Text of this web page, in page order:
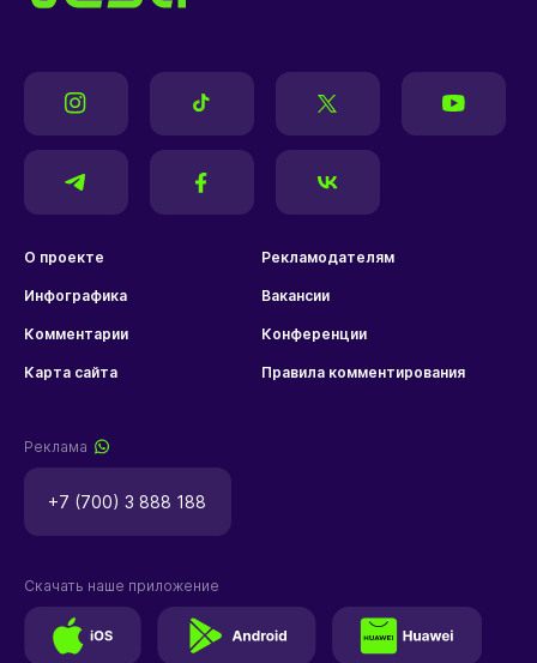
О проекте Рекламодателям
Инфографика Вакансии
Комментарии Конференции
Карта сайта Правила комментирования
Реклама
+7 (700) 3 888 188
Скачать наше приложение